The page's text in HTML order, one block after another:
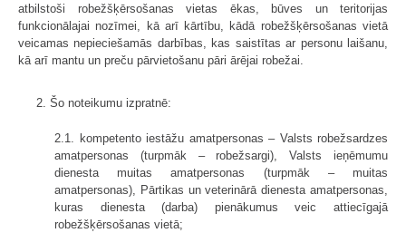
atbilstoši robežšķērsošanas vietas ēkas, būves un teritorijas
funkcionālajai nozīmei, kā arī kārtību, kādā robežšķērsošanas vietā
veicamas nepieciešamās darbības, kas saistītas ar personu laišanu,
kā arī mantu un preču pārvietošanu pāri ārējai robežai.
2. Šo noteikumu izpratnē:
2.1. kompetento iestāžu amatpersonas – Valsts robežsardzes
amatpersonas (turpmāk – robežsargi), Valsts ieņēmumu
dienesta muitas amatpersonas (turpmāk – muitas
amatpersonas), Pārtikas un veterinārā dienesta amatpersonas,
kuras dienesta (darba) pienākumus veic attiecīgajā
robežšķērsošanas vietā;